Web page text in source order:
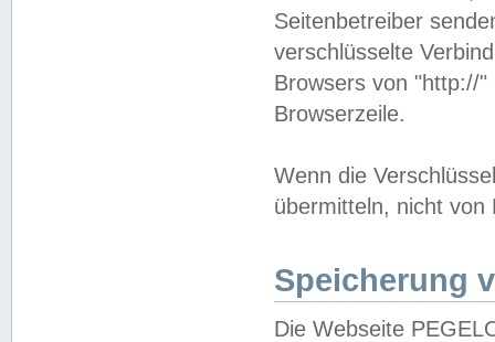
Seitenbetreiber
verschlüsselte
Browsers von "http://
Browserzeile.
Wenn die
übermitteln, nicht von
Speicherung
Die Webseite